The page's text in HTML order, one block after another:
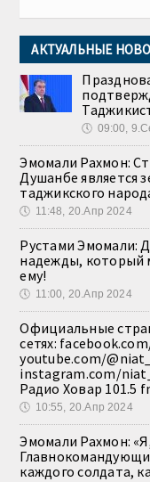
АКТУАЛЬНЫЕ
🕔 09:00,
Эмомали Рахмон:
Душанбе является
таджикского
🕔 11:48, 20.Апр 2024
Рустами Эмомали:
надежды, который
ему!
🕔 11:00, 20.Апр 2024
Официальные
сетях:
youtube.com/
instagram.com/
Радио Ховар 101.5
🕔 10:55, 20.Апр 2024
Эмомали Рахмон:
каждого солдата,